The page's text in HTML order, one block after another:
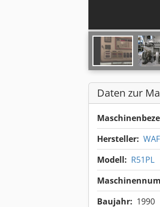
Daten zur
Hersteller:
Modell: R51PL
Baujahr: 1990